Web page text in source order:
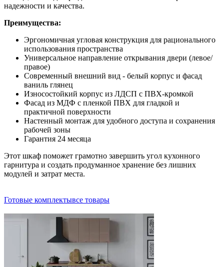
надежности и качества.
Преимущества:
Эргономичная угловая конструкция для рационального
использования пространства
Универсальное направление открывания двери (левое/
правое)
Современный внешний вид - белый корпус и фасад
ваниль глянец
Износостойкий корпус из ЛДСП с ПВХ-кромкой
Фасад из МДФ с пленкой ПВХ для гладкой и
практичной поверхности
Настенный монтаж для удобного доступа и сохранения
рабочей зоны
Гарантия 24 месяца
Этот шкаф поможет грамотно завершить угол кухонного
гарнитура и создать продуманное хранение без лишних
модулей и затрат места.
Готовые комплектывсе товары